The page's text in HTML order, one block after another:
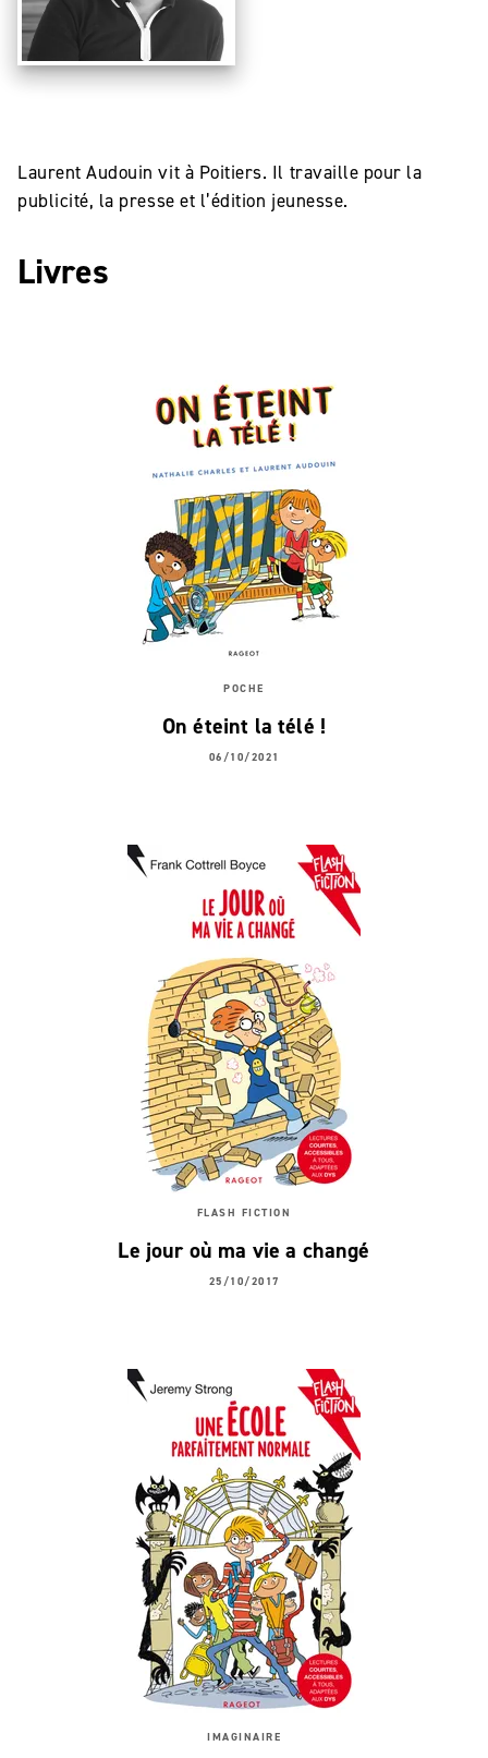
Laurent Audouin vit à Poitiers. Il travaille pour la
publicité, la presse et l’édition jeunesse.
Livres
POCHE
On éteint la télé !
06/10/2021
FLASH FICTION
Le jour où ma vie a changé
25/10/2017
IMAGINAIRE